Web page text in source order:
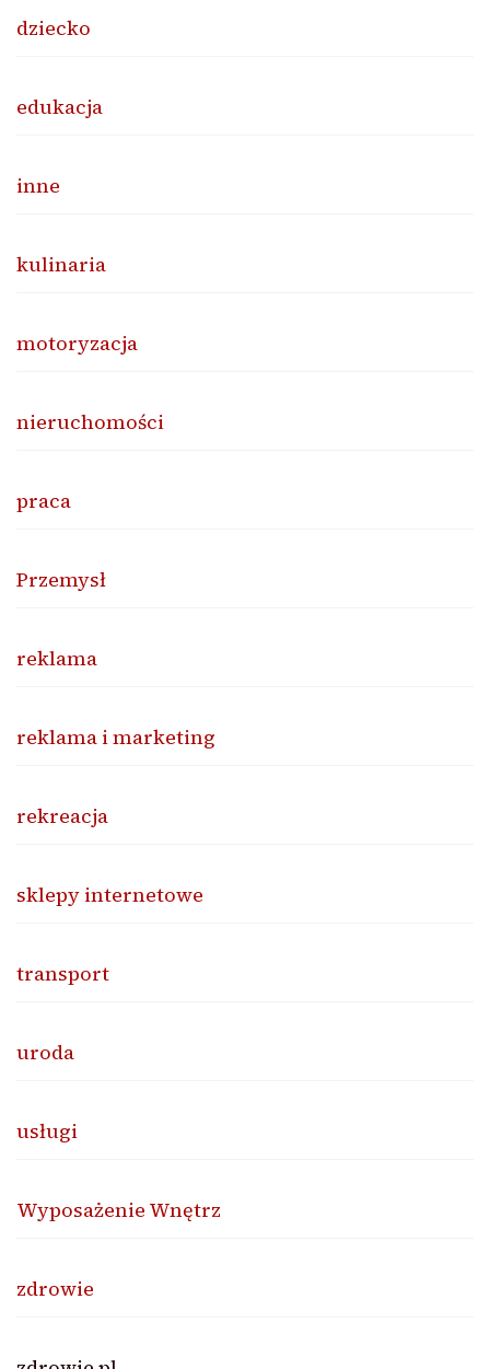
dziecko
edukacja
inne
kulinaria
motoryzacja
nieruchomości
praca
Przemysł
reklama
reklama i marketing
rekreacja
sklepy internetowe
transport
uroda
usługi
Wyposażenie Wnętrz
zdrowie